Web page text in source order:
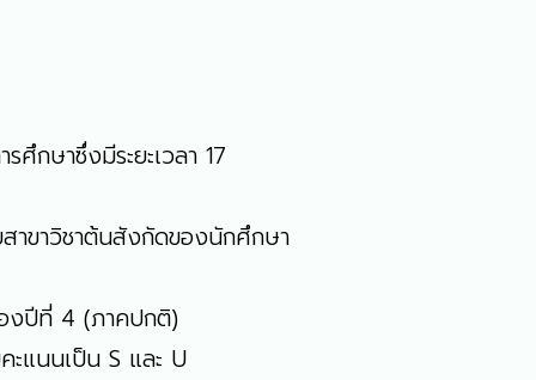
กษาซึ่งมีระยะเวลา 17
าขาวิชาต้นสังกัดของนักศึกษา
งปีที่ 4 (ภาคปกติ)
แนนเป็น S และ U